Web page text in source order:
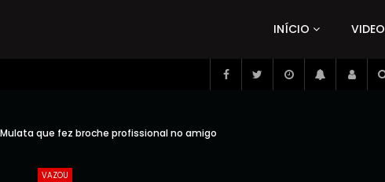
INÍCIO VIDEO
Mulata que fez broche profissional no amigo
VAZOU